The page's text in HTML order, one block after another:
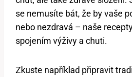
se nemusíte⁣ bát, že‍ by ​vaše⁤
nebo nezdravá – naše
spojením výživy a chuti.
Zkuste například‌ připravit